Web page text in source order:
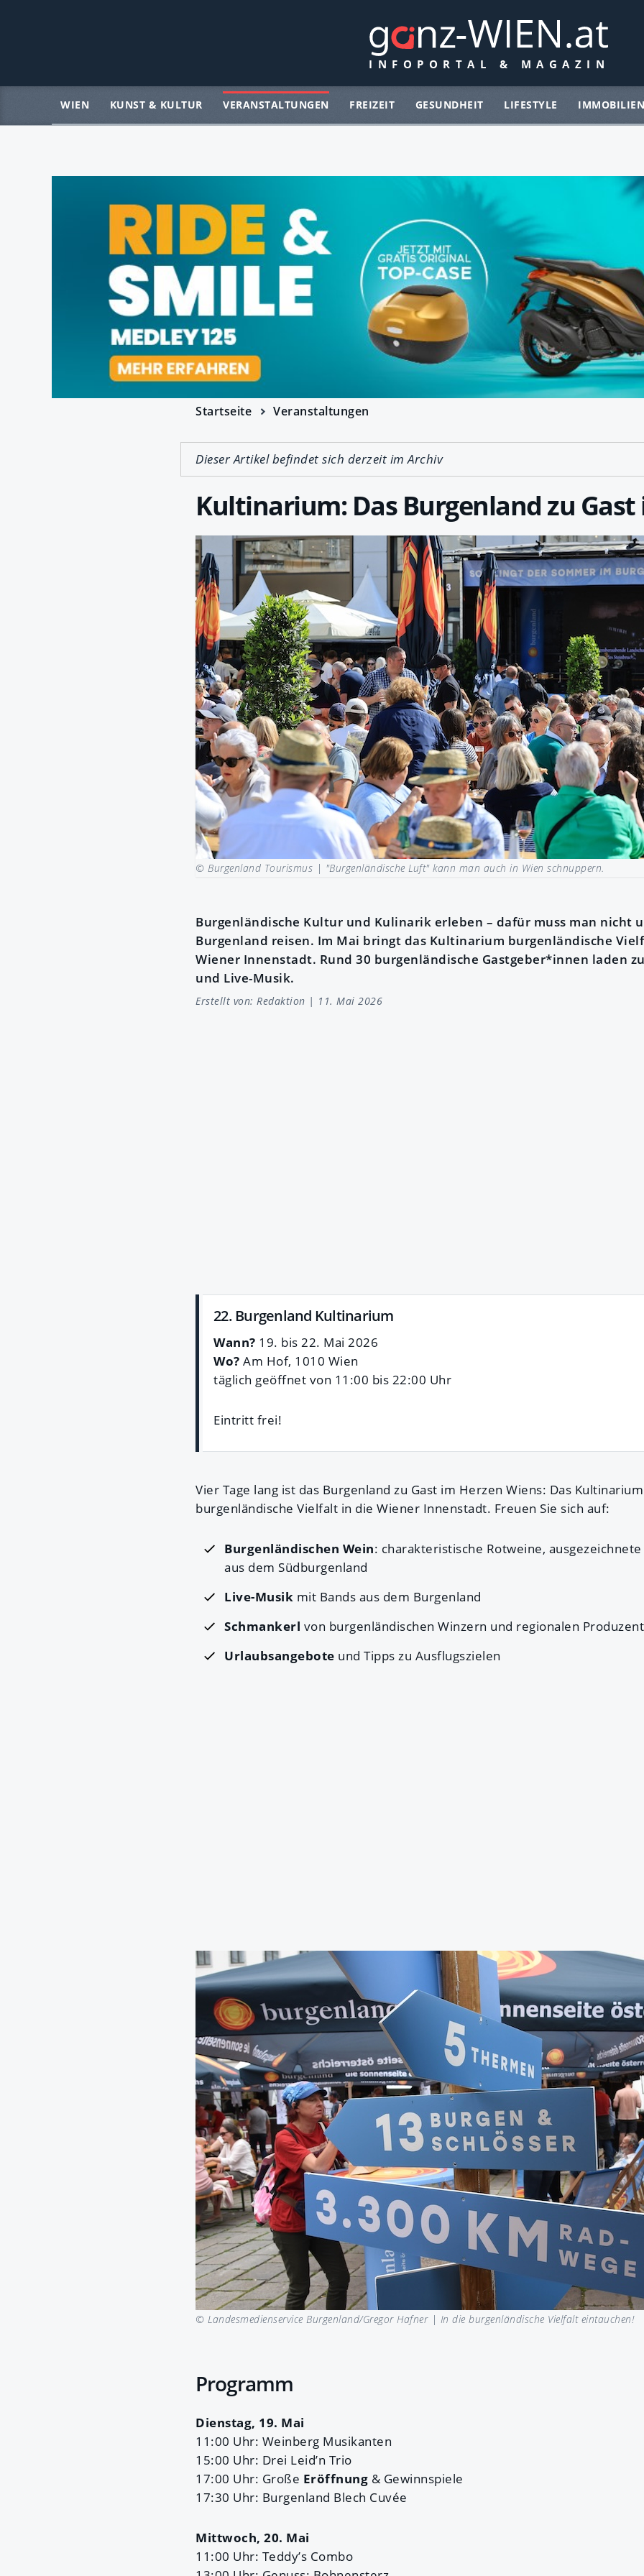
WIEN KUNST & KULTUR VERANSTALTUNGEN FREIZEIT GESUNDHEIT LIFESTYLE
Startseite Veranstaltungen
Dieser Artikel befindet sich derzeit im Archiv
Kultinarium: Das Burgenland zu Gast
© Burgenland Tourismus | "Burgenländische Luft" kann man auch in Wien schnuppern.
Burgenländische Kultur und Kulinarik erleben – dafür muss man nicht
Burgenland reisen. Im Mai bringt das Kultinarium burgenländische
Wiener Innenstadt. Rund 30 burgenländische Gastgeber*innen laden
und Live-Musik.
Erstellt von: Redaktion | 11. Mai 2026
22. Burgenland Kultinarium
Wann? 19. bis 22. Mai 2026
Wo? Am Hof, 1010 Wien
täglich geöffnet von 11:00 bis 22:00 Uhr
Eintritt frei!
Vier Tage lang ist das Burgenland zu Gast im Herzen Wiens: Das
burgenländische Vielfalt in die Wiener Innenstadt. Freuen Sie sich auf:
Burgenländischen Wein: charakteristische Rotweine,
aus dem Südburgenland
Live-Musik mit Bands aus dem Burgenland
Schmankerl von burgenländischen Winzern und regionalen
Urlaubsangebote und Tipps zu Ausflugszielen
© Landesmedienservice Burgenland/Gregor Hafner | In die burgenländische Vielfalt eintauchen!
Programm
Dienstag, 19. Mai
11:00 Uhr: Weinberg Musikanten
15:00 Uhr: Drei Leid’n Trio
17:00 Uhr: Große Eröffnung & Gewinnspiele
17:30 Uhr: Burgenland Blech Cuvée
Mittwoch, 20. Mai
11:00 Uhr: Teddy’s Combo